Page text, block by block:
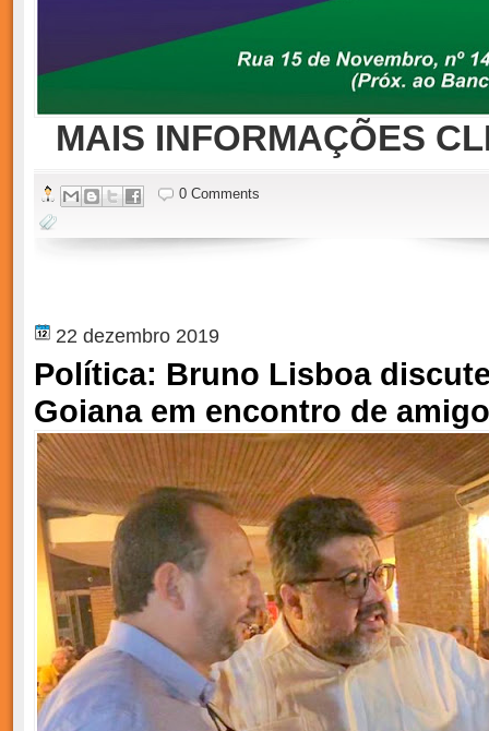
MAIS INFORMAÇÕES
0 Comments
22 dezembro 2019
Política: Bruno Lisboa
Goiana em encontro de